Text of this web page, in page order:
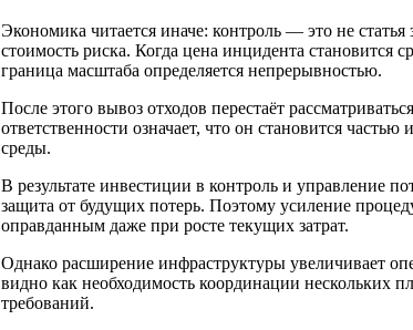
Экономика читается иначе: контроль — это не
стоимость риска. Когда цена инцидента становится
граница масштаба определяется непрерывностью.
После этого вывоз отходов перестаёт
ответственности означает, что он становится
среды.
В результате инвестиции в контроль и управление
защита от будущих потерь. Поэтому усиление
оправданным даже при росте текущих затрат.
Однако расширение инфраструктуры увеличивает
видно как необходимость координации нескольких
требований.